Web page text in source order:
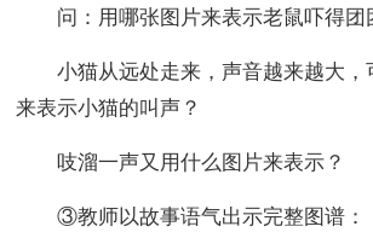
问：用哪张图片来表示老鼠吓得团
小猫从远处走来，声音越来越大，
来表示小猫的叫声？
吱溜一声又用什么图片来表示？
③教师以故事语气出示完整图谱：